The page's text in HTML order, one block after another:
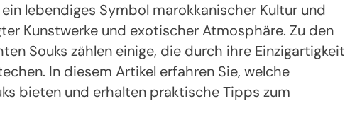
lebendiges Symbol marokkanischer Kultur und
Kunstwerke und exotischer Atmosphäre. Zu den
Souks zählen einige, die durch ihre Einzigartigkeit
In diesem Artikel erfahren Sie, welche
bieten und erhalten praktische Tipps zum